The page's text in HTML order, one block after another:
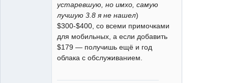
устаревшую, но имхо, самую
лучшую 3.8 я не нашел)
$300-$400, со всеми примочками
для мобильных, а если добавить
$179 — получишь ещё и год
облака с обслуживанием.